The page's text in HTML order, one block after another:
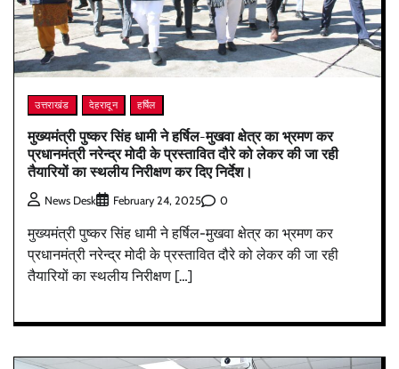
उत्तराखंड देहरादून हर्षिल
मुख्यमंत्री पुष्कर सिंह धामी ने हर्षिल-मुखवा क्षेत्र का भ्रमण कर
प्रधानमंत्री नरेन्द्र मोदी के प्रस्तावित दौरे को लेकर की जा रही
तैयारियों का स्थलीय निरीक्षण कर दिए निर्देश।
News Desk February 24, 2025 0
मुख्यमंत्री पुष्कर सिंह धामी ने हर्षिल-मुखवा क्षेत्र का भ्रमण कर
प्रधानमंत्री नरेन्द्र मोदी के प्रस्तावित दौरे को लेकर की जा रही
तैयारियों का स्थलीय निरीक्षण […]